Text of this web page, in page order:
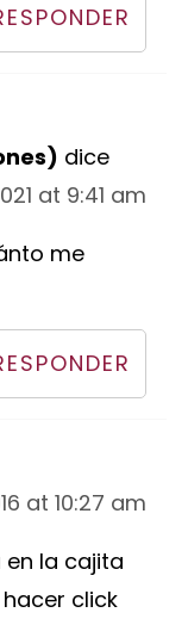
dice
at 9:41 am
me
at 10:27 am
en la cajita
click